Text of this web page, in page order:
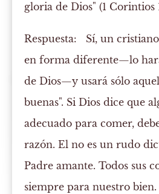
gloria de Dios" (1 Corintios
Respuesta: Sí, un
en forma diferente—lo
de Dios—y usará sólo
buenas". Si Dios dice que
adecuado para comer,
razón. El no es un rudo
Padre amante. Todos sus
siempre para nuestro